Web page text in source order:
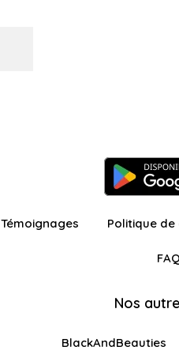
Témoignages Politique
FAQ
Nos
BlackAndBeauties